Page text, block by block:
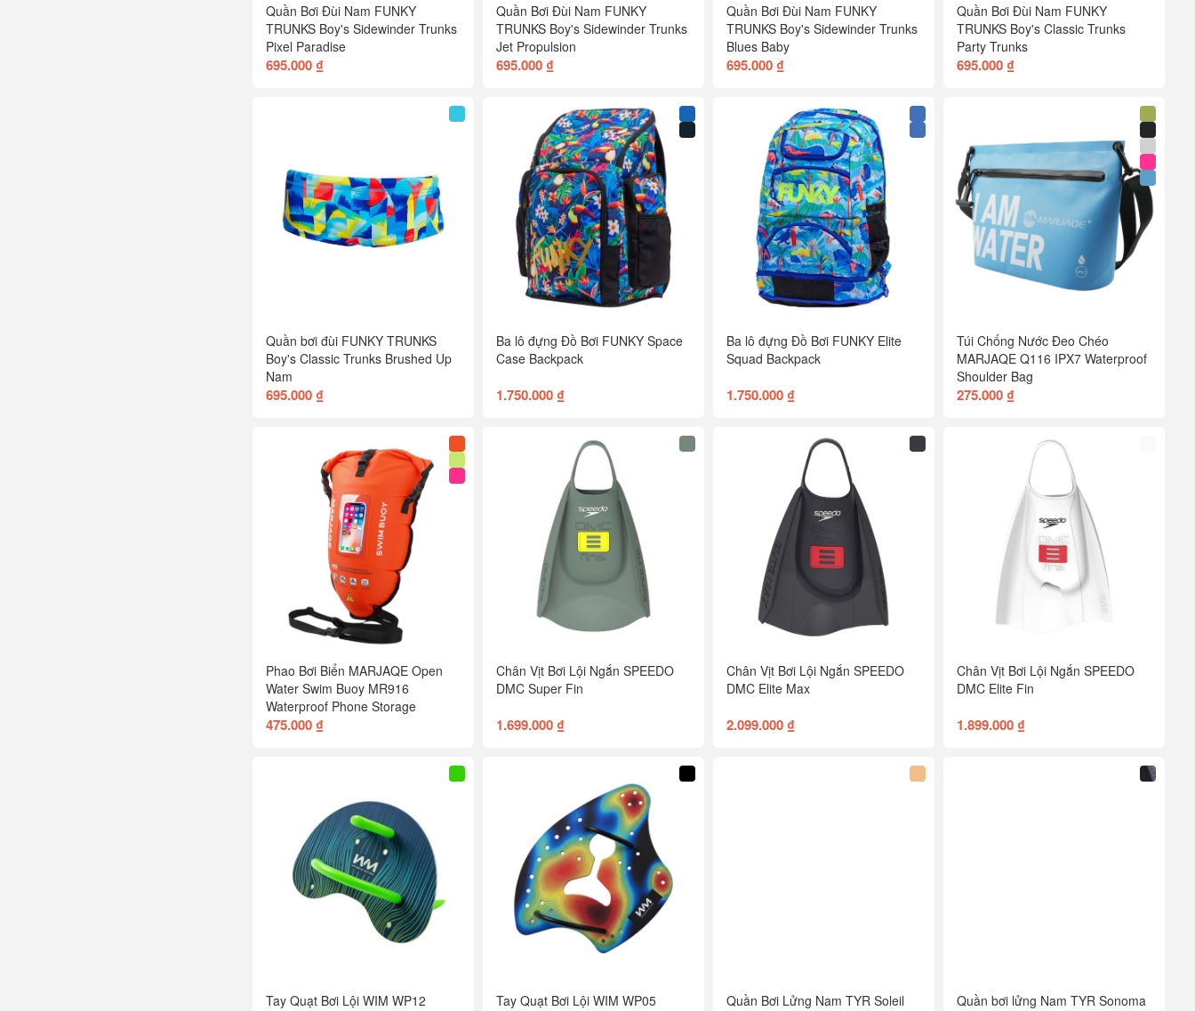
Quần Bơi Đùi Nam FUNKY
TRUNKS Boy's Sidewinder Trunks
Pixel Paradise
695.000 ₫
Quần Bơi Đùi Nam FUNKY
TRUNKS Boy's Sidewinder Trunks
Jet Propulsion
695.000 ₫
Quần Bơi Đùi Nam FUNKY
TRUNKS Boy's Sidewinder Trunks
Blues Baby
695.000 ₫
Quần Bơi Đùi Nam FUNKY
TRUNKS Boy's Classic Trunks
Party Trunks
695.000 ₫
Quần bơi đùi FUNKY TRUNKS
Boy's Classic Trunks Brushed Up
Nam
695.000 ₫
Ba lô đựng Đồ Bơi FUNKY Space
Case Backpack
1.750.000 ₫
Ba lô đựng Đồ Bơi FUNKY Elite
Squad Backpack
1.750.000 ₫
Túi Chống Nước Đeo Chéo
MARJAQE Q116 IPX7 Waterproof
Shoulder Bag
275.000 ₫
Phao Bơi Biển MARJAQE Open
Water Swim Buoy MR916
Waterproof Phone Storage
475.000 ₫
Chân Vịt Bơi Lội Ngắn SPEEDO
DMC Super Fin
1.699.000 ₫
Chân Vịt Bơi Lội Ngắn SPEEDO
DMC Elite Max
2.099.000 ₫
Chân Vịt Bơi Lội Ngắn SPEEDO
DMC Elite Fin
1.899.000 ₫
Tay Quạt Bơi Lội WIM WP12
Tay Quạt Bơi Lội WIM WP05
Quần Bơi Lửng Nam TYR Soleil
Quần bơi lửng Nam TYR Sonoma